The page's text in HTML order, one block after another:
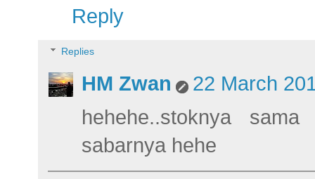
Reply
Replies
HM Zwan
22 March
hehehe..stoknya
sabarnya hehe